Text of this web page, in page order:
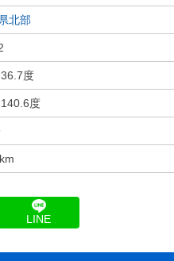
北部
度
度
LINE